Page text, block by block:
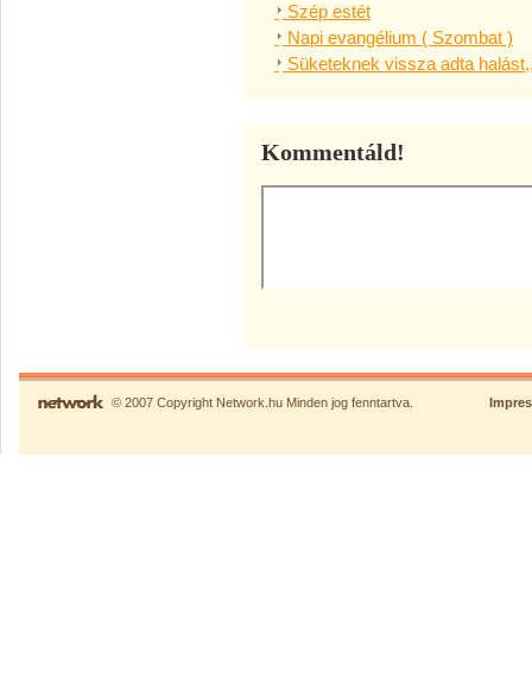
Szép estét
Napi evangélium ( Szombat )
Süketeknek vissza adta
Kommentáld!
© 2007 Copyright Network.hu Minden jog fenntartva.